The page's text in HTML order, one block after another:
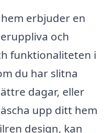
erbjuder en
och
funktionaliteten i
du har slitna
dagar, eller
upp ditt hem
design, kan